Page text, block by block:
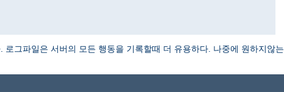
그파일은 서버의 모든 행동을 기록할때 더 유용하다. 나중에 원하지않는